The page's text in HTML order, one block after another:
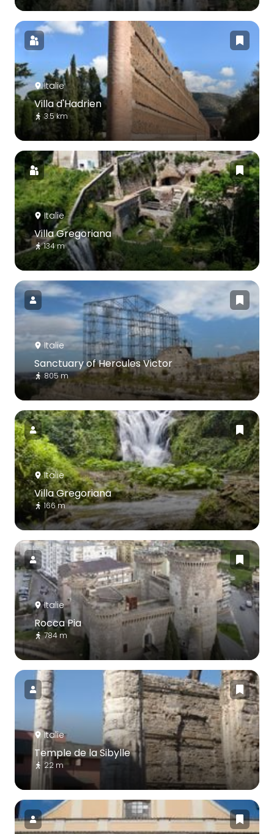
Italie
Villa d'Hadrien
3.5 km
Italie
Villa Gregoriana
134 m
Italie
Sanctuary of Hercules Victor
805 m
Italie
Villa Gregoriana
166 m
Italie
Rocca Pia
784 m
Italie
Temple de la Sibylle
22 m